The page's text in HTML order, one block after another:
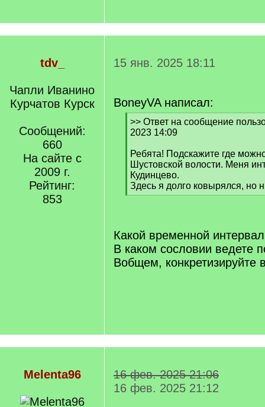
tdv_
Чапли Иванино
Курчатов Курск
Сообщений:
660
На сайте с
2009 г.
Рейтинг:
853
15 янв. 2025 18:11
BoneyVA написал:
[
q
>> Ответ на сообщение
2023 14:09
Ребята! Подскажите где
Шустовской волости. Меня
Кудинцево.
Здесь я долго ковырялся, но
[
Какой временной
В каком сословии ведете
Вобщем, конкретизируйте
Melenta96
16 фев. 2025 21:06
16 фев. 2025 21:12